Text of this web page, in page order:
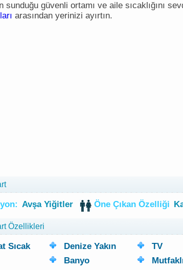
sunduğu güvenli ortamı ve aile sıcaklığını
arasından yerinizi ayırtın.
Avşa Yiğitler Öne Çıkan Özelliği
Özellikleri
Sıcak
Denize Yakın TV
Banyo